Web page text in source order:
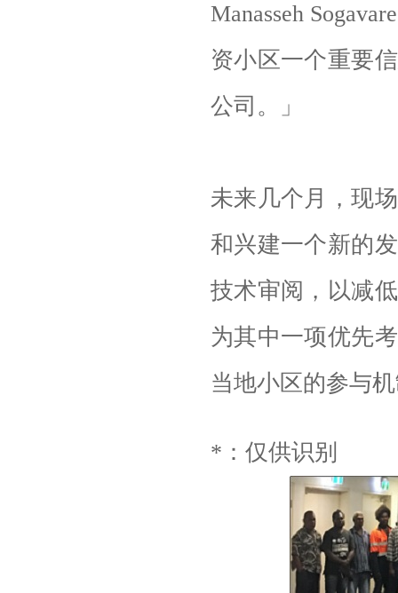
Manasseh
资小区一个重要
公司。」
未来几个月，现
和兴建一个新的
技术审阅，以减
为其中一项优先
当地小区的参与
*：仅供识别